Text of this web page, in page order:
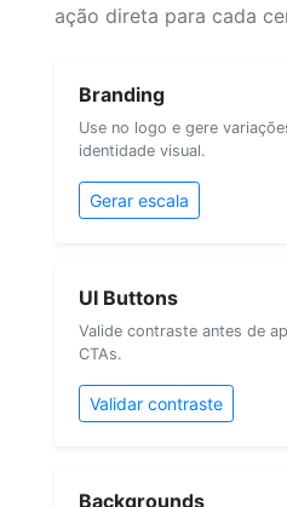
ação direta para cada
Branding
Use no logo e gere
identidade visual.
Gerar escala
UI Buttons
Valide contraste antes de
CTAs.
Validar contraste
Backgrounds